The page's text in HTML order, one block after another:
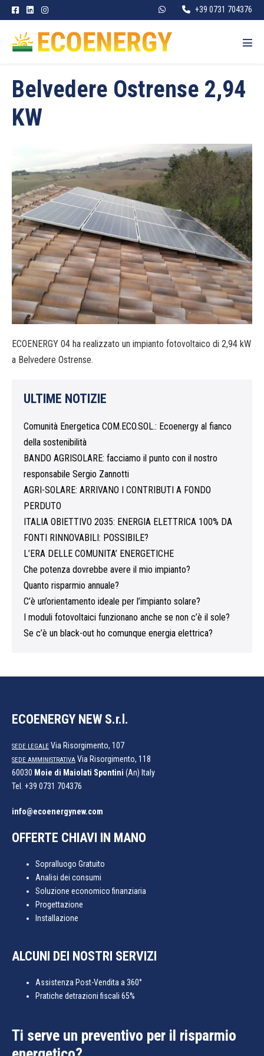
Salta
al
contenuto
+39 0731 704376
Belvedere Ostrense 2,94
KW
ECOENERGY 04 ha realizzato un impianto fotovoltaico di 2,94 kW
a Belvedere Ostrense.
ULTIME NOTIZIE
Comunità Energetica COM.ECO.SOL.: Ecoenergy al fianco
della sostenibilità
BANDO AGRISOLARE: facciamo il punto con il nostro
responsabile Sergio Zannotti
AGRI-SOLARE: ARRIVANO I CONTRIBUTI A FONDO
PERDUTO
ITALIA OBIETTIVO 2035: ENERGIA ELETTRICA 100% DA
FONTI RINNOVABILI: POSSIBILE?
L’ERA DELLE COMUNITA’ ENERGETICHE
Che potenza dovrebbe avere il mio impianto?
Quanto risparmio annuale?
C’è un’orientamento ideale per l’impianto solare?
I moduli fotovoltaici funzionano anche se non c’è il sole?
Se c’è un black-out ho comunque energia elettrica?
ECOENERGY NEW S.r.l.
SEDE LEGALE Via Risorgimento, 107
SEDE AMMINISTRATIVA Via Risorgimento, 118
60030 Moie di Maiolati Spontini (An) Italy
Tel. +39 0731 704376
info@ecoenergynew.com
OFFERTE CHIAVI IN MANO
Sopralluogo Gratuito
Analisi dei consumi
Soluzione economico finanziaria
Progettazione
Installazione
ALCUNI DEI NOSTRI SERVIZI
Assistenza Post-Vendita a 360°
Pratiche detrazioni fiscali 65%
Ti serve un preventivo per il risparmio